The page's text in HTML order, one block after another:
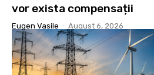
vor exista compensații
Eugen Vasile - August 6, 2026